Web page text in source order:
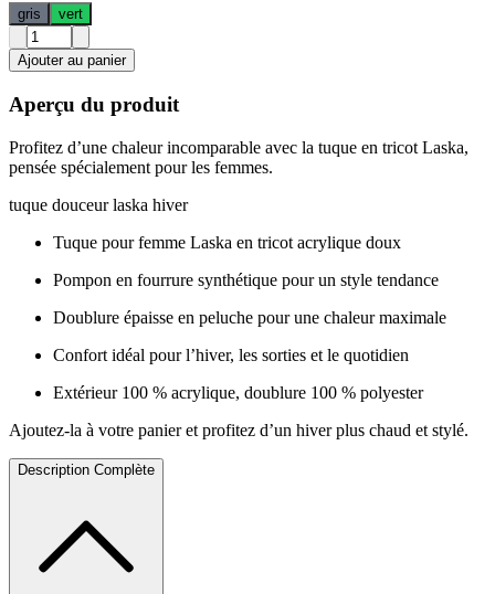
gris vert
Ajouter au panier
Aperçu du produit
Profitez d’une chaleur incomparable avec la tuque en tricot Laska,
pensée spécialement pour les femmes.
tuque douceur laska hiver
Tuque pour femme Laska en tricot acrylique doux
Pompon en fourrure synthétique pour un style tendance
Doublure épaisse en peluche pour une chaleur maximale
Confort idéal pour l’hiver, les sorties et le quotidien
Extérieur 100 % acrylique, doublure 100 % polyester
Ajoutez-la à votre panier et profitez d’un hiver plus chaud et stylé.
Description Complète